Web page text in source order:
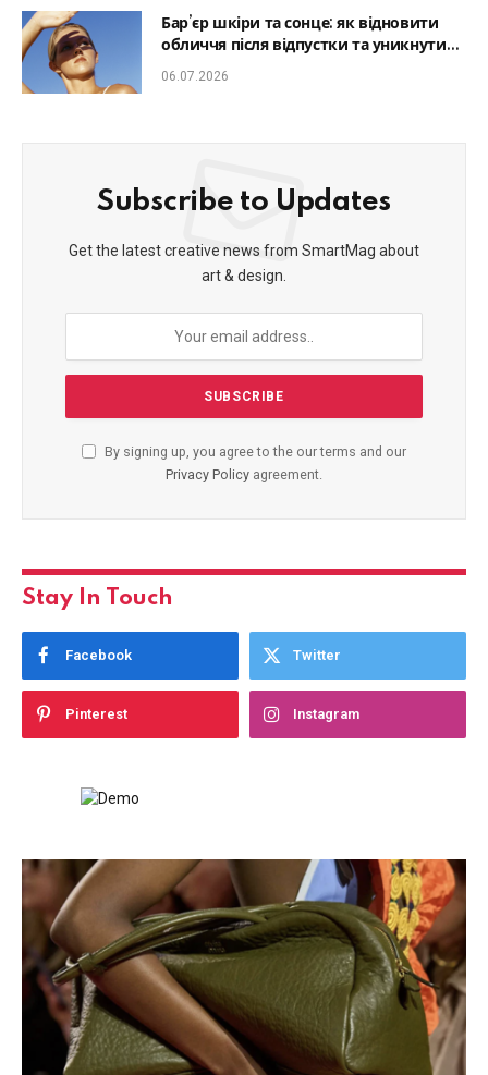
Бар’єр шкіри та сонце: як відновити
обличчя після відпустки та уникнути
фотостаріння
06.07.2026
Subscribe to Updates
Get the latest creative news from SmartMag about
art & design.
By signing up, you agree to the our terms and our
Privacy Policy agreement.
Stay In Touch
Facebook Twitter
Pinterest Instagram